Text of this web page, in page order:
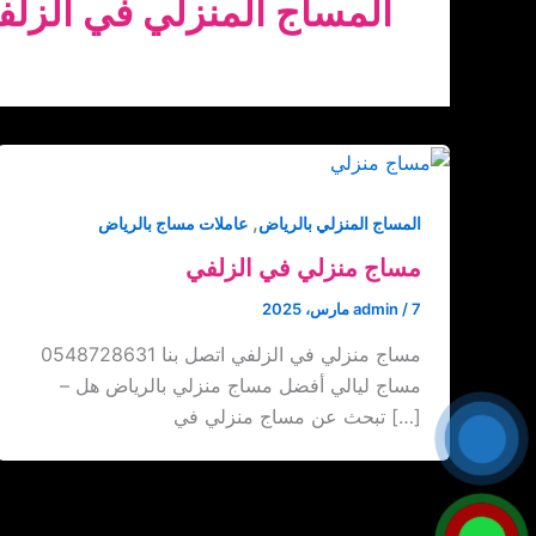
المساج المنزلي في
المساج المنزلي بالرياض, عاملات مساج بالرياض
مساج منزلي في الزلفي
admin /7 مارس، 2025
مساج منزلي في الزلفي اتصل بنا ‏‪0548728631
– مساج ليالي أفضل مساج منزلي بالرياض هل
تبحث عن مساج منزلي في […]